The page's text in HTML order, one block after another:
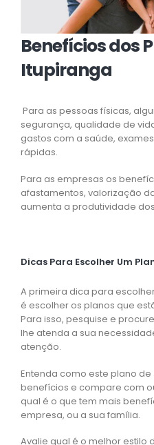
Benefícios dos
Itupiranga
Para as pessoas físicas,
segurança, qualidade de
gastos com a saúde,
rápidas.
Para as empresas os
afastamentos, valorização
aumenta a produtividade
Dicas Para Escolher Um
A primeira dica para
é escolher os planos que
Para isso, pesquise e
lhe atenda a sua
atenção.
Entenda como este plano
benefícios e compare com
qual é o que tem mais
empresa, ou a sua família.
Avalie qual é o melhor estilo